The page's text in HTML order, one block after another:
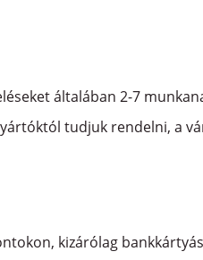
általában 2-7
tudjuk rendelni, a
kizárólag